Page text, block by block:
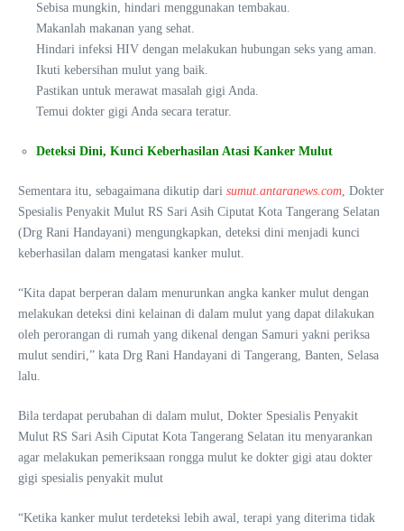
Sebisa mungkin, hindari menggunakan tembakau.
Makanlah makanan yang sehat.
Hindari infeksi HIV dengan melakukan hubungan seks yang aman.
Ikuti kebersihan mulut yang baik.
Pastikan untuk merawat masalah gigi Anda.
Temui dokter gigi Anda secara teratur.
Deteksi Dini, Kunci Keberhasilan Atasi Kanker Mulut
Sementara itu, sebagaimana dikutip dari sumut.antaranews.com, Dokter
Spesialis Penyakit Mulut RS Sari Asih Ciputat Kota Tangerang Selatan
(Drg Rani Handayani) mengungkapkan, deteksi dini menjadi kunci
keberhasilan dalam mengatasi kanker mulut.
“Kita dapat berperan dalam menurunkan angka kanker mulut dengan
melakukan deteksi dini kelainan di dalam mulut yang dapat dilakukan
oleh perorangan di rumah yang dikenal dengan Samuri yakni periksa
mulut sendiri,” kata Drg Rani Handayani di Tangerang, Banten, Selasa
lalu.
Bila terdapat perubahan di dalam mulut, Dokter Spesialis Penyakit
Mulut RS Sari Asih Ciputat Kota Tangerang Selatan itu menyarankan
agar melakukan pemeriksaan rongga mulut ke dokter gigi atau dokter
gigi spesialis penyakit mulut
“Ketika kanker mulut terdeteksi lebih awal, terapi yang diterima tidak